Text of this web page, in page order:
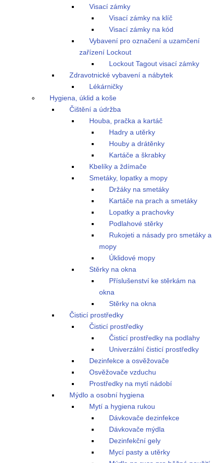
Visací zámky
Visací zámky na klíč
Visací zámky na kód
Vybavení pro označení a uzamčení
zařízení Lockout
Lockout Tagout visací zámky
Zdravotnické vybavení a nábytek
Lékárničky
Hygiena, úklid a koše
Čištění a údržba
Houba, pračka a kartáč
Hadry a utěrky
Houby a drátěnky
Kartáče a škrabky
Kbelíky a ždímače
Smetáky, lopatky a mopy
Držáky na smetáky
Kartáče na prach a smetáky
Lopatky a prachovky
Podlahové stěrky
Rukojeti a násady pro smetáky a
mopy
Úklidové mopy
Stěrky na okna
Příslušenství ke stěrkám na
okna
Stěrky na okna
Čisticí prostředky
Čisticí prostředky
Čisticí prostředky na podlahy
Univerzální čisticí prostředky
Dezinfekce a osvěžovače
Osvěžovače vzduchu
Prostředky na mytí nádobí
Mýdlo a osobní hygiena
Mytí a hygiena rukou
Dávkovače dezinfekce
Dávkovače mýdla
Dezinfekční gely
Mycí pasty a utěrky